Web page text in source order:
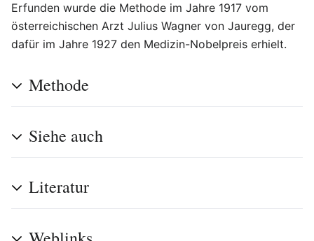
Erfunden wurde die Methode im Jahre 1917 vom
österreichischen Arzt Julius Wagner von Jauregg, der
dafür im Jahre 1927 den Medizin-Nobelpreis erhielt.
Methode
Siehe auch
Literatur